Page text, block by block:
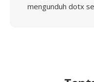
mengunduh dotx